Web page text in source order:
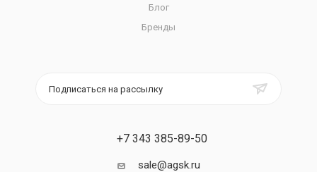
Блог
Бренды
Подписаться на рассылку
+7 343 385-89-50
sale@agsk.ru